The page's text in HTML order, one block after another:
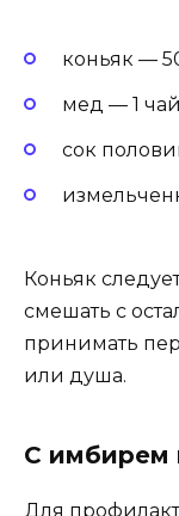
коньяк —
мед — 1
сок
Коньяк
смешать с
принимать
или душа.
С имбирем
Для